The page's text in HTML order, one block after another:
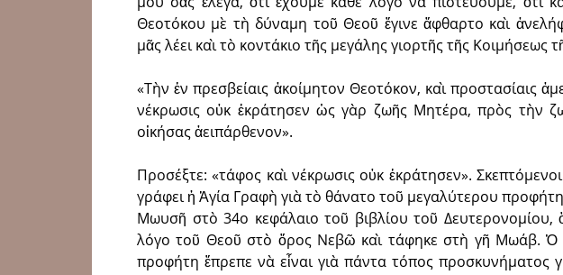
Θεοτόκου μὲ τὴ δύναμη τοῦ Θεοῦ ἔγινε ἄφθαρτο καὶ
μᾶς λέει καὶ τὸ κοντάκιο τῆς μεγάλης γιορτῆς τῆς Κοιμήσεως
«Τὴν ἐν πρεσβείαις ἀκοίμητον Θεοτόκον, καὶ προστασίαις
νέκρωσις οὐκ ἐκράτησεν ὡς γὰρ ζωῆς Μητέρα, πρὸς τὴν
οἰκήσας ἀειπάρθενον».
Προσέξτε: «τάφος καὶ νέκρωσις οὐκ ἐκράτησεν».
γράφει ἡ Ἁγία Γραφὴ γιὰ τὸ θάνατο τοῦ μεγαλύτερου
Μωυσῆ στὸ 34ο κεφάλαιο τοῦ βιβλίου τοῦ Δευτερονομίου,
λόγο τοῦ Θεοῦ στὸ ὅρος Νεβῶ καὶ τάφηκε στὴ γῆ Μωάβ. Ὁ
προφήτη ἔπρεπε νὰ εἶναι γιὰ πάντα τόπος προσκυνήματος